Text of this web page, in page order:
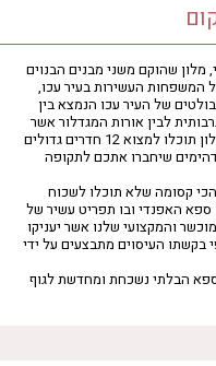
מלון שהוקם משני מבנים הבנוים
המשפחות העשירות בעיר עכו,
של העיר עכו הנמצא בין
לבין אורות המגדלור אשר
הנותנים אוויה ל התקופה הקסומה של העיר במלון תוכלו למצוא 12 חדרים גדולים
שיחברו אתכם לתקופה
קסומה שלא תוכלו לשכוח
האפנדי ובו תפריט עשיר של
והמקצועי שלנו אשר יעניקו
העיסוים מתבצעים על ידי
הבלתי נשכחת ומחדשת לגוף